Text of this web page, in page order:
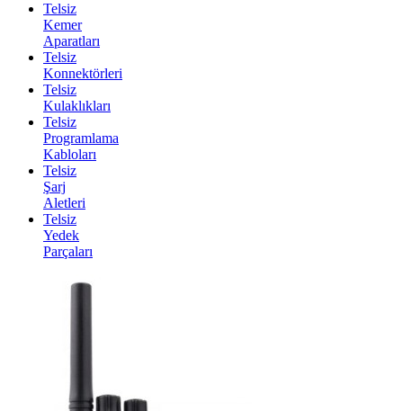
Telsiz
Kemer
Aparatları
Telsiz
Konnektörleri
Telsiz
Kulaklıkları
Telsiz
Programlama
Kabloları
Telsiz
Şarj
Aletleri
Telsiz
Yedek
Parçaları